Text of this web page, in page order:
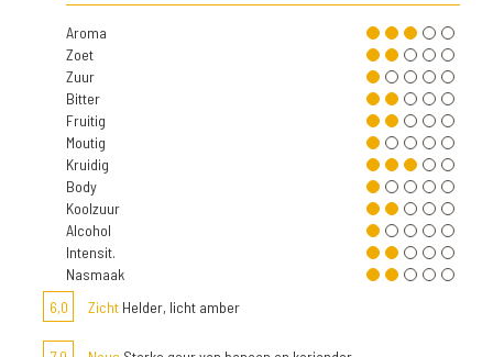
Aroma
Zoet
Zuur
Bitter
Fruitig
Moutig
Kruidig
Body
Koolzuur
Alcohol
Intensit.
Nasmaak
6,0
Zicht Helder, licht amber